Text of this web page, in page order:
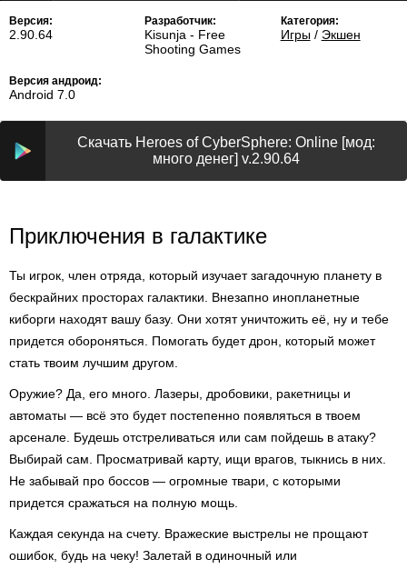
Версия:
2.90.64
Разработчик:
Kisunja - Free
Shooting Games
Категория:
Игры/ Экшен
Версия андроид:
Android 7.0
Скачать Heroes of CyberSphere: Online [мод:
много денег] v.2.90.64
Приключения в галактике
Ты игрок, член отряда, который изучает загадочную планету в
бескрайних просторах галактики. Внезапно инопланетные
киборги находят вашу базу. Они хотят уничтожить её, ну и тебе
придется обороняться. Помогать будет дрон, который может
стать твоим лучшим другом.
Оружие? Да, его много. Лазеры, дробовики, ракетницы и
автоматы — всё это будет постепенно появляться в твоем
арсенале. Будешь отстреливаться или сам пойдешь в атаку?
Выбирай сам. Просматривай карту, ищи врагов, тыкнись в них.
Не забывай про боссов — огромные твари, с которыми
придется сражаться на полную мощь.
Каждая секунда на счету. Вражеские выстрелы не прощают
ошибок, будь на чеку! Залетай в одиночный или